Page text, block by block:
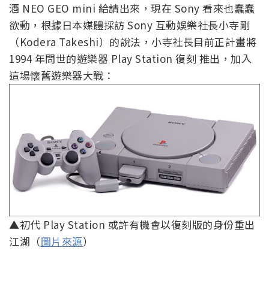
酒 NEO GEO mini 給請出來，現在 Sony 看來也蠢蠢
欲動，根據日本媒體採訪 Sony 互動娛樂社長小寺剛
（Kodera Takeshi）的說法，小寺社長目前正計畫將
1994 年問世的遊樂器 Play Station 復刻 推出，加入
這場懷舊遊樂器大戰：
▲初代 Play Station 或許有機會以復刻版的身份重出
江湖（圖片來源）